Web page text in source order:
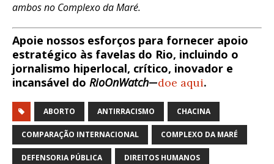
ambos no Complexo da Maré.
Apoie nossos esforços para fornecer apoio
estratégico às favelas do Rio, incluindo o
jornalismo hiperlocal, crítico, inovador e
incansável do RioOnWatch—doe aqui.
ABORTO ANTIRRACISMO CHACINA
COMPARAÇÃO INTERNACIONAL COMPLEXO DA MARÉ
DEFENSORIA PÚBLICA DIREITOS HUMANOS